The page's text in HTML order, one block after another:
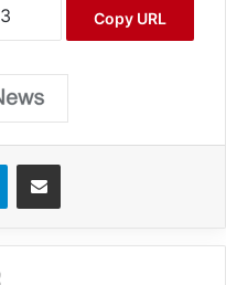
Copy URL
Telegram